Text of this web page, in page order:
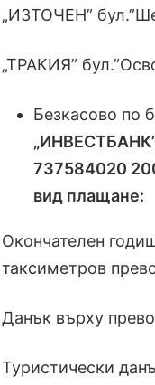
„ИЗТОЧЕН”
„ТРАКИЯ”
Безкасово по
737584020
вид плащане:
Окончателен
таксиметров
Данък върху
Туристически